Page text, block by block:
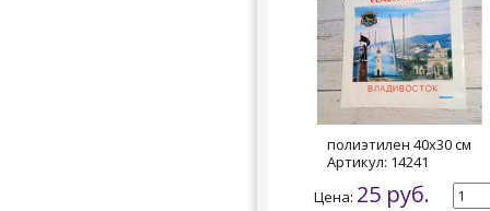
полиэтилен 40х30 см
Артикул: 14241
Цена: 25 руб.